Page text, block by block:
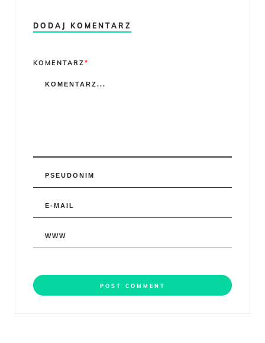
DODAJ KOMENTARZ
Comment
KOMENTARZ*